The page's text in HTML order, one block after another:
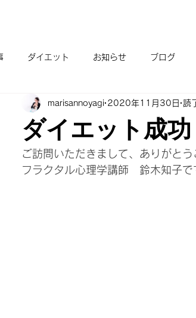
ダイエット お知らせ ブログ
ご感想 フラクタル心理学入門講座
クタル心理学/ショートプログラム 人を変え
ダイエット成
marisannoyagi 2020年11月30日 読
ご訪問いただきまして、ありがとう
フラクタル心理学講師　鈴木知子で